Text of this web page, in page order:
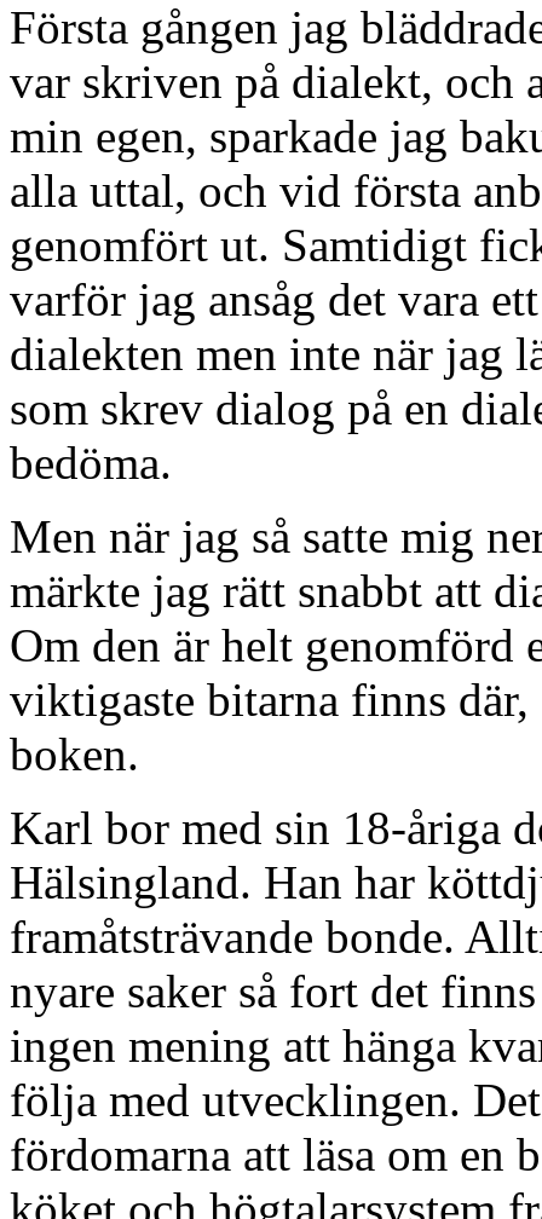
Första gången jag
var skriven på dialekt, och
min egen, sparkade jag
alla uttal, och vid första
genomfört ut. Samtidigt
varför jag ansåg det vara
dialekten men inte när jag
som skrev dialog på en
bedöma.
Men när jag så satte mig
märkte jag rätt snabbt att
Om den är helt genomförd
viktigaste bitarna finns
boken.
Karl bor med sin 18-åriga
Hälsingland. Han har
framåtsträvande bonde.
nyare saker så fort det
ingen mening att hänga
följa med utvecklingen.
fördomarna att läsa om en